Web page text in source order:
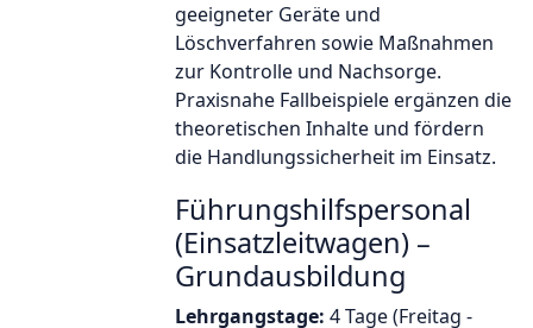
geeigneter Geräte und
Löschverfahren sowie Maßnahmen
zur Kontrolle und Nachsorge.
Praxisnahe Fallbeispiele ergänzen die
theoretischen Inhalte und fördern
die Handlungssicherheit im Einsatz.
Führungshilfspersonal
(Einsatzleitwagen) –
Grundausbildung
Lehrgangstage: 4 Tage (Freitag -